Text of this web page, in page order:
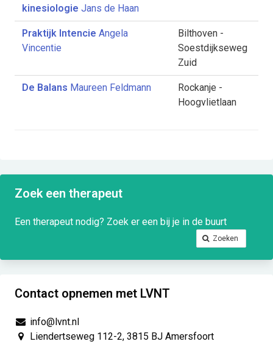
kinesiologie Jans de Haan
Praktijk Intencie Angela
Vincentie
Bilthoven -
Soestdijkseweg
Zuid
De Balans Maureen Feldmann
Rockanje -
Hoogvlietlaan
Zoek een therapeut
Een therapeut nodig? Zoek er een bij je in de buurt
Zoeken
Contact opnemen met LVNT
info@lvnt.nl
Liendertseweg 112-2, 3815 BJ Amersfoort